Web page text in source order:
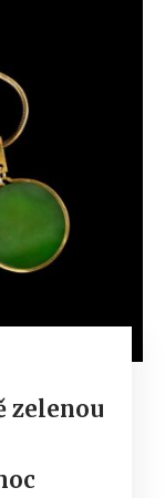
zelenou